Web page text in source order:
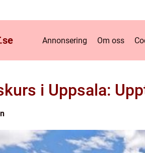
se Annonsering Om oss
i Uppsala: